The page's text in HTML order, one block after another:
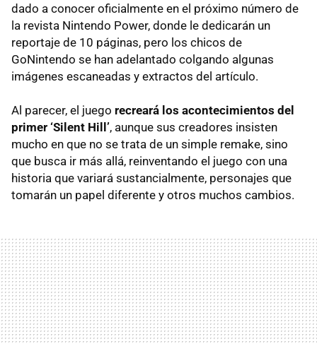
dado a conocer oficialmente en el próximo número de
la revista Nintendo Power, donde le dedicarán un
reportaje de 10 páginas, pero los chicos de
GoNintendo se han adelantado colgando algunas
imágenes escaneadas y extractos del artículo.
Al parecer, el juego recreará los acontecimientos del
primer ‘Silent Hill’, aunque sus creadores insisten
mucho en que no se trata de un simple remake, sino
que busca ir más allá, reinventando el juego con una
historia que variará sustancialmente, personajes que
tomarán un papel diferente y otros muchos cambios.